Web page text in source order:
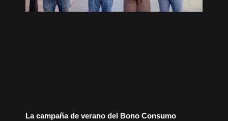
La campaña de verano del Bono Consumo